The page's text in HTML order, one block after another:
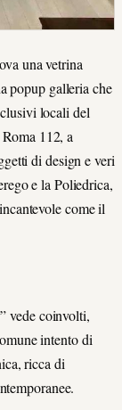
una vetrina
popup galleria che
locali del
112, a
di design e veri
e la Poliedrica,
come il
vede coinvolti,
intento di
ricca di